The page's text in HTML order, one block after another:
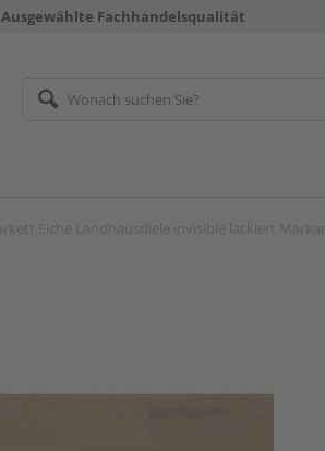
Ausgewählte Fachhandelsqualität